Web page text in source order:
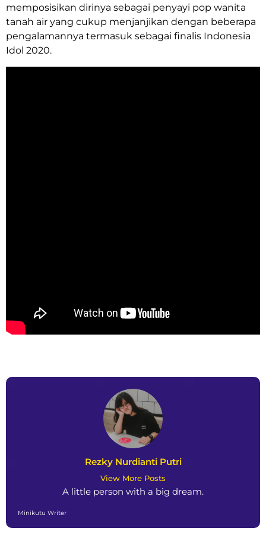
memposisikan dirinya sebagai penyayi pop wanita
tanah air yang cukup menjanjikan dengan beberapa
pengalamannya termasuk sebagai finalis Indonesia
Idol 2020.
Rezky Nurdianti Putri
View More Posts
A little person with a big dream.
Minikutu Writer